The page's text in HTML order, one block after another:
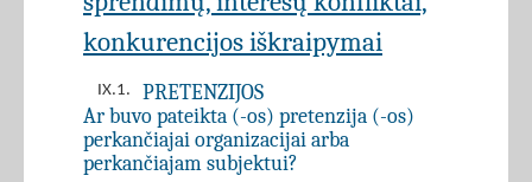
konkurencijos iškraipymai
IX.1.
PRETENZIJOS
Ar buvo pateikta (-os) pretenzija (-os)
perkančiajai organizacijai arba
perkančiajam subjektui?